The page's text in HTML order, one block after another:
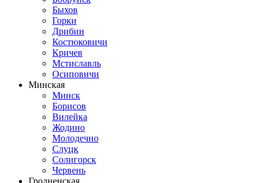
Быхов
Горки
Дрибин
Костюковичи
Кричев
Мстиславль
Осиповичи
Минская
Минск
Борисов
Вилейка
Жодино
Молодечно
Слуцк
Солигорск
Червень
Гродненская